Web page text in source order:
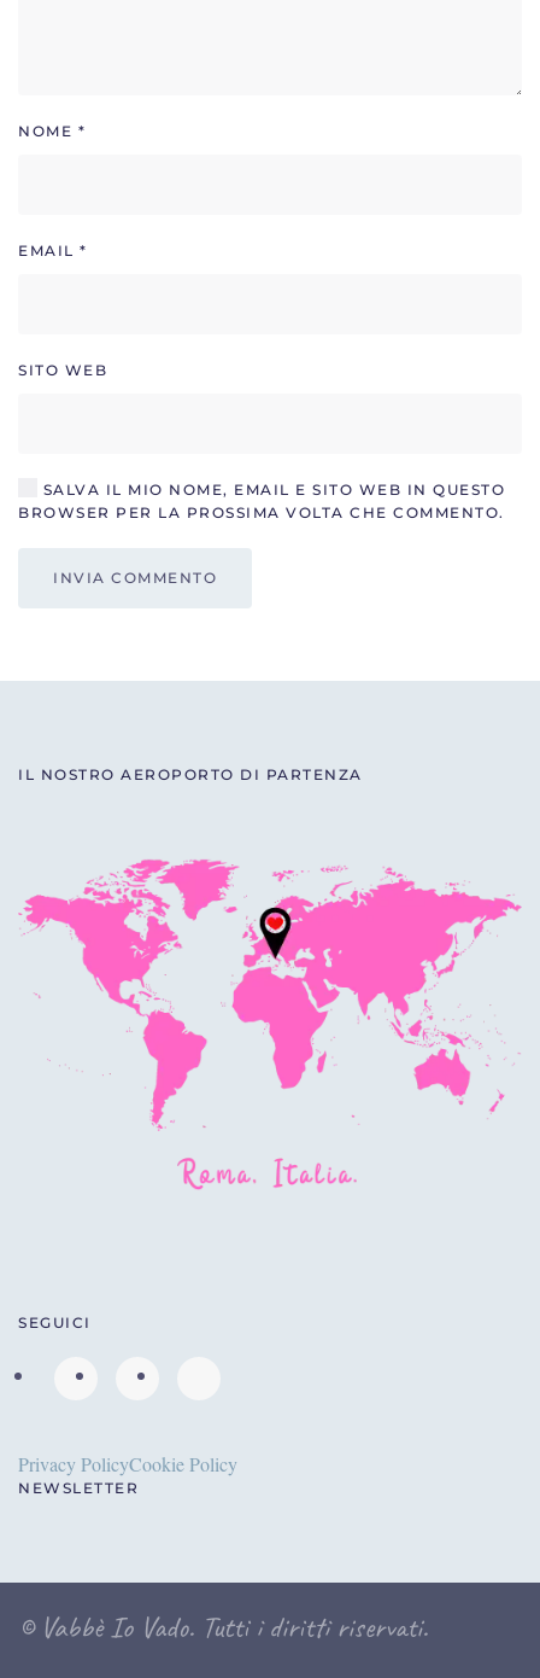
NOME *
EMAIL *
SITO WEB
SALVA IL MIO NOME, EMAIL E SITO WEB IN QUESTO
BROWSER PER LA PROSSIMA VOLTA CHE COMMENTO.
INVIA COMMENTO
IL NOSTRO AEROPORTO DI PARTENZA
SEGUICI
Privacy PolicyCookie Policy
NEWSLETTER
© Vabbè Io Vado. Tutti i diritti riservati.